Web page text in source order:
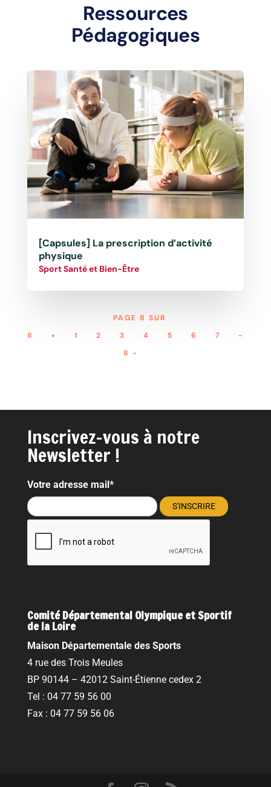
Ressources
Pédagogiques
[Capsules] La prescription d’activité
physique
Sport Santé et Bien-Être
PAGE 8 SUR
8
« 1 2 3 4 5 6 7
-
8 -
Inscrivez-vous à notre
Newsletter !
Votre adresse mail*
Comité Départemental Olympique et Sportif
de la Loire
Maison Départementale des Sports
4 rue des Trois Meules
BP 90144 – 42012 Saint-Étienne cedex 2
Tel : 04 77 59 56 00
Fax : 04 77 59 56 06